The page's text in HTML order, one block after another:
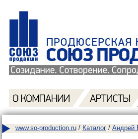
www.so-production.ru / Каталог / Андрей